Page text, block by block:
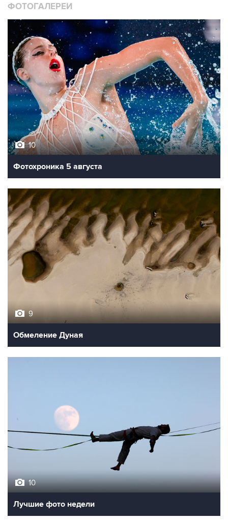
ФОТОГАЛЕРЕИ
10
Фотохроника 5 августа
9
Обмеление Дуная
10
Лучшие фото недели